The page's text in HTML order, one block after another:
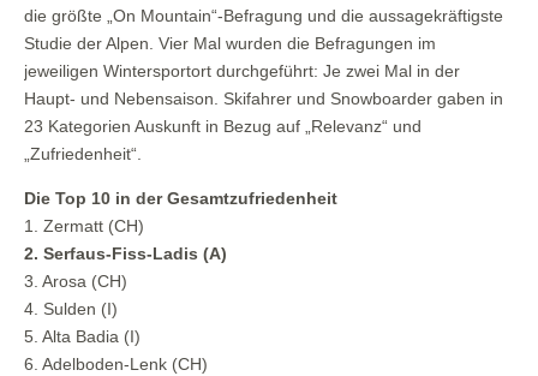
die größte „On Mountain“-Befragung und die aussagekräftigste
Studie der Alpen. Vier Mal wurden die Befragungen im
jeweiligen Wintersportort durchgeführt: Je zwei Mal in der
Haupt- und Nebensaison. Skifahrer und Snowboarder gaben in
23 Kategorien Auskunft in Bezug auf „Relevanz“ und
„Zufriedenheit“.
Die Top 10 in der Gesamtzufriedenheit
1. Zermatt (CH)
2. Serfaus-Fiss-Ladis (A)
3. Arosa (CH)
4. Sulden (I)
5. Alta Badia (I)
6. Adelboden-Lenk (CH)